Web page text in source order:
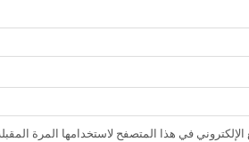
في هذا المتصفح لاستخدامها المرة